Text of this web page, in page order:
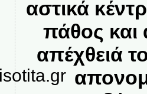
αστικά
πάθος και
απέχθειά